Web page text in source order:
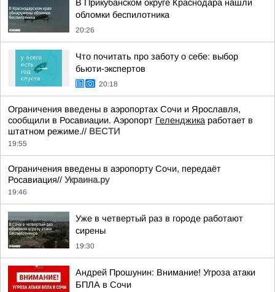
В Прикубанском округе Краснодара нашли
обломки беспилотника
20:26
Что почитать про заботу о себе: выбор
бьюти-экспертов
20:18
Ограничения введены в аэропортах Сочи и Ярославля,
сообщили в Росавиации. Аэропорт Геленджика работает в
штатном режиме.// ВЕСТИ
19:55
Ограничения введены в аэропорту Сочи, передаёт
Росавиация// Украина.ру
19:46
Уже в четвертый раз в городе работают
сирены
19:30
Андрей Прошунин: Внимание! Угроза атаки
БПЛА в Сочи